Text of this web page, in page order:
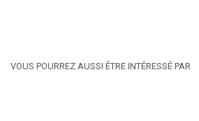
VOUS POURREZ AUSSI ÊTRE INTÉRESSÉ PAR